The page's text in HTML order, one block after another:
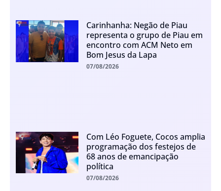
Carinhanha: Negão de Piau
representa o grupo de Piau em
encontro com ACM Neto em
Bom Jesus da Lapa
07/08/2026
Com Léo Foguete, Cocos amplia
programação dos festejos de
68 anos de emancipação
política
07/08/2026